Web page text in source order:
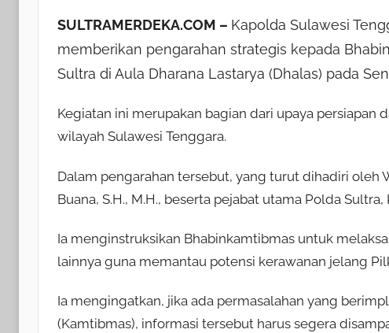
SULTRAMERDEKA.COM – Kapolda Sulawesi
memberikan pengarahan strategis kepada
Sultra di Aula Dharana Lastarya (Dhalas) pada
Kegiatan ini merupakan bagian dari upaya persiapan
wilayah Sulawesi Tenggara.
Dalam pengarahan tersebut, yang turut dihadiri oleh
Buana, S.H., M.H., beserta pejabat utama Polda
Ia menginstruksikan Bhabinkamtibmas untuk
lainnya guna memantau potensi kerawanan jelang
Ia mengingatkan, jika ada permasalahan yang
(Kamtibmas), informasi tersebut harus segera